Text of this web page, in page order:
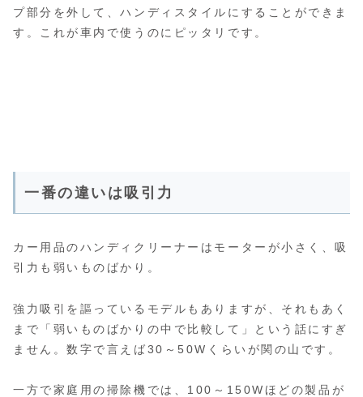
プ部分を外して、ハンディスタイルにすることができま
す。これが車内で使うのにピッタリです。
一番の違いは吸引力
カー用品のハンディクリーナーはモーターが小さく、吸
引力も弱いものばかり。
強力吸引を謳っているモデルもありますが、それもあく
まで「弱いものばかりの中で比較して」という話にすぎ
ません。数字で言えば30～50Wくらいが関の山です。
一方で家庭用の掃除機では、100～150Wほどの製品が